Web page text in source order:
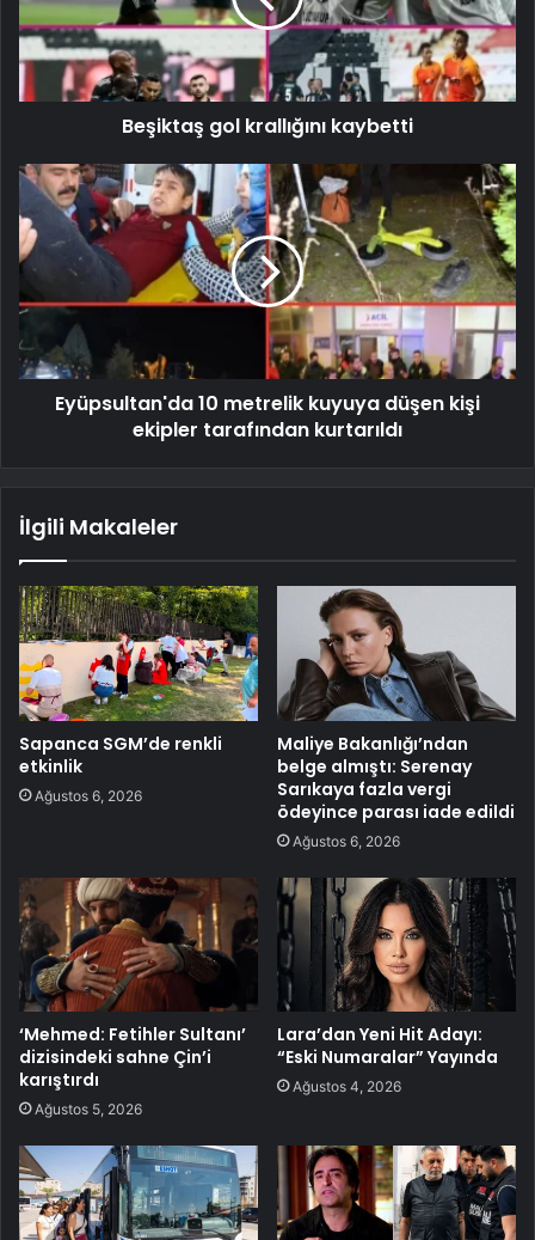
Beşiktaş gol krallığını kaybetti
Eyüpsultan'da 10 metrelik kuyuya düşen kişi
ekipler tarafından kurtarıldı
İlgili Makaleler
Sapanca SGM’de renkli
etkinlik
Ağustos 6, 2026
Maliye Bakanlığı’ndan
belge almıştı: Serenay
Sarıkaya fazla vergi
ödeyince parası iade edildi
Ağustos 6, 2026
‘Mehmed: Fetihler Sultanı’
dizisindeki sahne Çin’i
karıştırdı
Ağustos 5, 2026
Lara’dan Yeni Hit Adayı:
“Eski Numaralar” Yayında
Ağustos 4, 2026